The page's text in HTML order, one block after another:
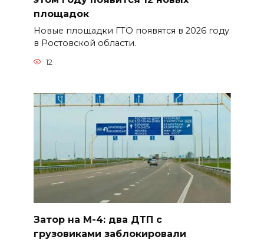
площадок
Новые площадки ГТО появятся в 2026 году
в Ростовской области.
12
Затор на М-4: два ДТП с
грузовиками заблокировали